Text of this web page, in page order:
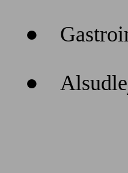
●
●